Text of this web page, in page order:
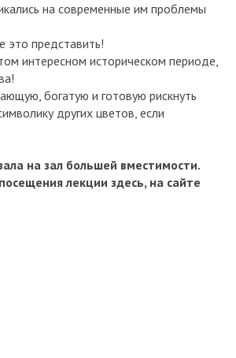
на современные им проблемы
представить!
интересном историческом периоде,
богатую и готовую рискнуть
других цветов, если
на зал большей вместимости.
лекции здесь, на сайте